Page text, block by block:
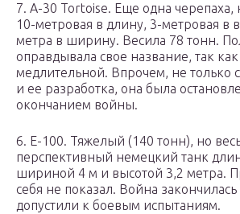
7. А-30 Tortoise. Еще одна черепаха,
10-метровая в длину, 3-метровая в
метра в ширину. Весила 78 тонн.
оправдывала свое название, так
медлительной. Впрочем, не только
и ее разработка, она была
окончанием войны.
6. Е-100. Тяжелый (140 тонн), но
перспективный немецкий танк
шириной 4 м и высотой 3,2 метра.
себя не показал. Война
допустили к боевым испытаниям.